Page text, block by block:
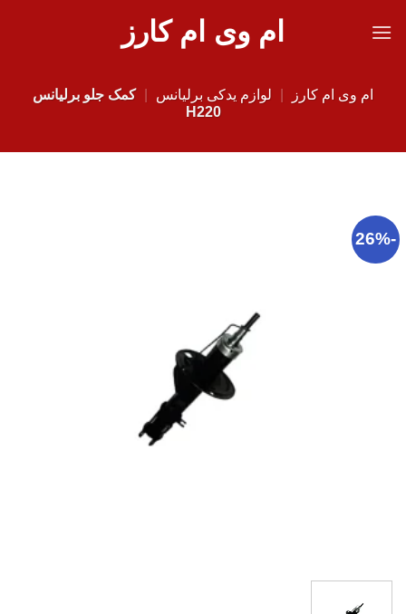
ام وی ام کارز
ام وی ام کارز لوازم یدکی برلیانس
کمک جلو برلیانس
H220
-26%